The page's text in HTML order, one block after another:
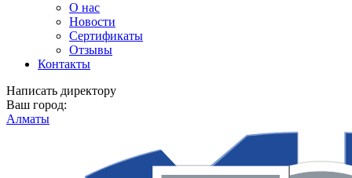
О нас
Новости
Сертификаты
Отзывы
Контакты
Написать директору
Ваш город:
Алматы